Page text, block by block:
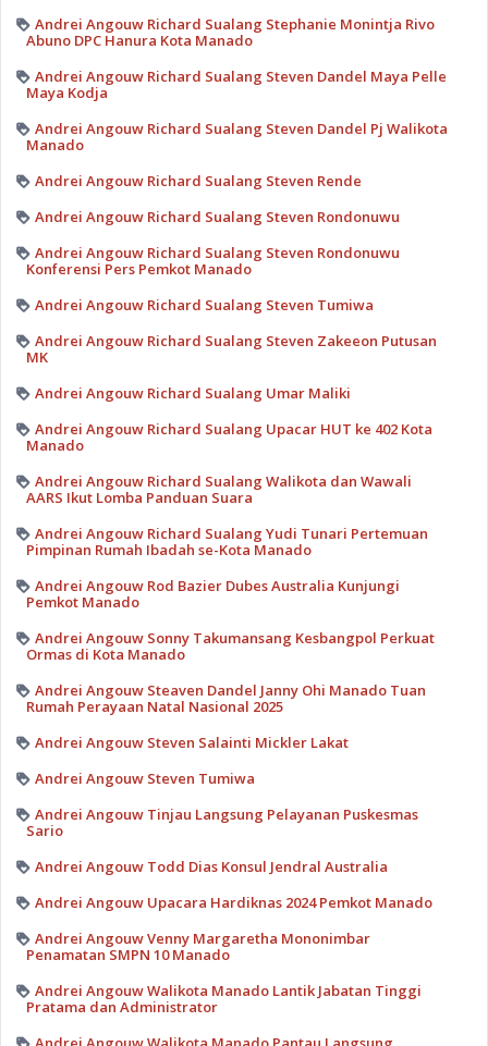
Andrei Angouw Richard Sualang Stephanie Monintja Rivo
Abuno DPC Hanura Kota Manado
Andrei Angouw Richard Sualang Steven Dandel Maya Pelle
Maya Kodja
Andrei Angouw Richard Sualang Steven Dandel Pj Walikota
Manado
Andrei Angouw Richard Sualang Steven Rende
Andrei Angouw Richard Sualang Steven Rondonuwu
Andrei Angouw Richard Sualang Steven Rondonuwu
Konferensi Pers Pemkot Manado
Andrei Angouw Richard Sualang Steven Tumiwa
Andrei Angouw Richard Sualang Steven Zakeeon Putusan
MK
Andrei Angouw Richard Sualang Umar Maliki
Andrei Angouw Richard Sualang Upacar HUT ke 402 Kota
Manado
Andrei Angouw Richard Sualang Walikota dan Wawali
AARS Ikut Lomba Panduan Suara
Andrei Angouw Richard Sualang Yudi Tunari Pertemuan
Pimpinan Rumah Ibadah se-Kota Manado
Andrei Angouw Rod Bazier Dubes Australia Kunjungi
Pemkot Manado
Andrei Angouw Sonny Takumansang Kesbangpol Perkuat
Ormas di Kota Manado
Andrei Angouw Steaven Dandel Janny Ohi Manado Tuan
Rumah Perayaan Natal Nasional 2025
Andrei Angouw Steven Salainti Mickler Lakat
Andrei Angouw Steven Tumiwa
Andrei Angouw Tinjau Langsung Pelayanan Puskesmas
Sario
Andrei Angouw Todd Dias Konsul Jendral Australia
Andrei Angouw Upacara Hardiknas 2024 Pemkot Manado
Andrei Angouw Venny Margaretha Mononimbar
Penamatan SMPN 10 Manado
Andrei Angouw Walikota Manado Lantik Jabatan Tinggi
Pratama dan Administrator